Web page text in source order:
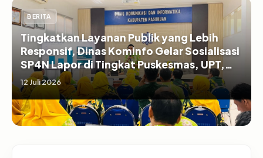
BERITA
Tingkatkan Layanan Publik yang Lebih
Responsif, Dinas Kominfo Gelar Sosialisasi
SP4N Lapor di Tingkat Puskesmas, UPT,
serta SD/SMP di Kabupaten Pasuruan
12 Juli 2026